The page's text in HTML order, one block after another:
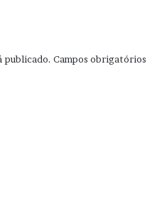
publicado. Campos obrigatórios